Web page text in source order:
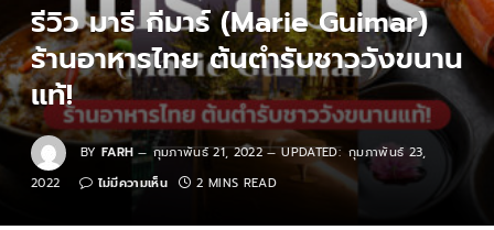
รีวิว มารี กีมาร์ (Marie Guimar)
ร้านอาหารไทย ต้นตำรับชาววังขนาน
แท้!
BY FARH กุมภาพันธ์ 21, 2022 UPDATED: กุมภาพันธ์ 23,
2022
ไม่มีความเห็น 2 MINS READ